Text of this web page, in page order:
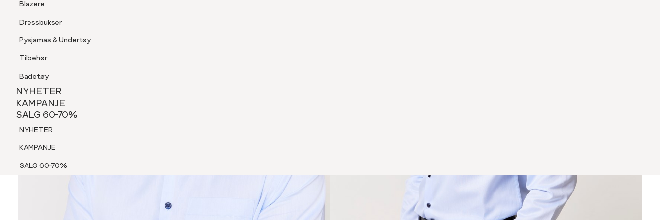
Pysjamas & Undertøy
NYHETER
KAMPANJE
NYHETER
KAMPANJE
Blazere
Dressbukser
Pysjamas & Undertøy
Tilbehør
Badetøy
NYHETER
KAMPANJE
SALG 60-70%
NYHETER
KAMPANJE
SALG 60-70%